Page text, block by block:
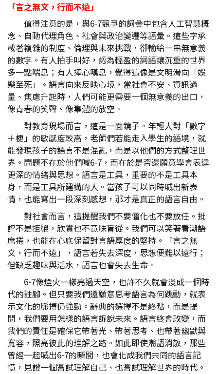
「言之無文，行而不遠」
值得注意的是，與6-7競爭的詞彙中包含人工智慧概
念、自動代理角色、社會與政治變遷等語彙。這些字承
載著複雜的制度、倫理與未來挑戰，卻輸給一串無意義
的數字。有人拍手叫好，認為輕盈的詞語讓沉重的世界
多一點喘息；有人捧心嘆息，覺得這像是文明滑向「娛
樂至死」。語言向來反映心境，當社會不安、資訊過
量、焦慮升起時，人們可能更需要一個無意義的出口，
像青春的笑聲、像集體的放空。
對教育現場而言，這是一面鏡子。年輕人對「數字
＋梗」的敏感度較高，老師們若能走入學生的語境，就
能發現孩子的語言不是混亂，而是以他們的方式整理世
界。問題不在於他們喊6-7，而在於是否還願意學會表達
更深的情緒與思想。語言是工具，重要的不是工具本
身，而是工具所建構的人。當孩子可以同時喊出新表
情，也能寫出一段深刻感想，那才是真正的語言自由。
對社會而言，這提醒我們不要僵化也不要放任。批
評不是拒絕，欣賞也不意味盲從。我們可以笑著看潮語
席捲，也能在心底保留對言語厚度的堅持。「言之無
文，行而不遠」，語言若失去深度，思想便難以遠行；
但缺乏趣味與活水，語言也會失去生命。
6-7像煙火一樣亮過天空，也許不久就會淡成一個時
代的註腳。但只要我們還願意思考語言為何跳動，就表
示文化的脈搏仍強勁。辭典的選擇不是終點，而是提
問，我們要用怎樣的語言訴說未來。語言終會改變，而
我們的責任是確保它帶著光、帶著思考、也帶著幽默與
寬容，照亮彼此的理解之路。如此即使潮語消散，那些
曾經一起喊出6-7的瞬間，也會化成我們共同的語言記
憶，見證一個嘗試理解自己、也嘗試理解世界的時代。